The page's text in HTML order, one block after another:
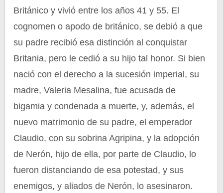
Británico y vivió entre los años 41 y 55. El
cognomen o apodo de británico, se debió a que
su padre recibió esa distinción al conquistar
Britania, pero le cedió a su hijo tal honor. Si bien
nació con el derecho a la sucesión imperial, su
madre, Valeria Mesalina, fue acusada de
bigamia y condenada a muerte, y, además, el
nuevo matrimonio de su padre, el emperador
Claudio, con su sobrina Agripina, y la adopción
de Nerón, hijo de ella, por parte de Claudio, lo
fueron distanciando de esa potestad, y sus
enemigos, y aliados de Nerón, lo asesinaron.